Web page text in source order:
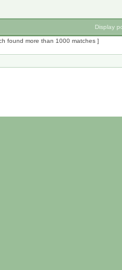
Display
found more than 1000 matches ]